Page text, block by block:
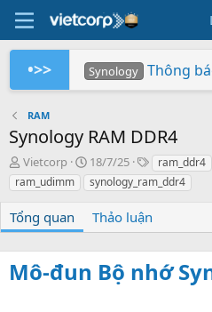
•>> Synology Thông
RAM
Synology RAM DDR4
A
u
t
h
o
Vietcorp
C
r
e
n
18/7/25
T
a
g
ram_ddr4
ram_udimm
synology_ram_ddr4
Tổng quan Thảo luận
Mô-đun Bộ nhớ